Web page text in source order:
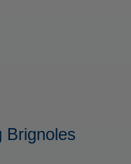
Brignoles